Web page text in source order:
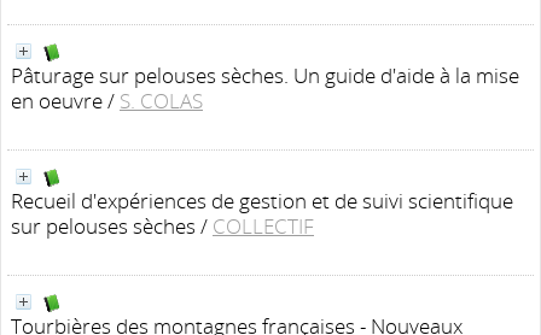
Pâturage sur pelouses sèches. Un guide d'aide à la mise
en oeuvre/ S. COLAS
Recueil d'expériences de gestion et de suivi scientifique
sur pelouses sèches / COLLECTIF
Tourbières des montagnes françaises - Nouveaux